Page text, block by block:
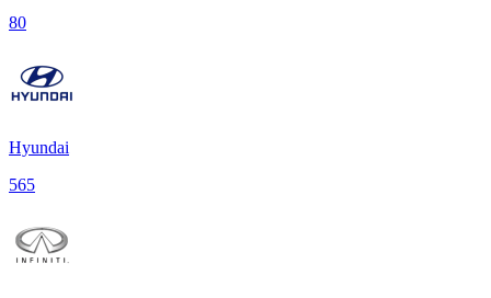
80
Hyundai
565